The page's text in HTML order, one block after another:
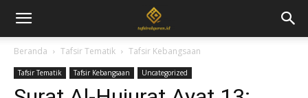
Beranda Tafsir Tematik Tafsir Kebangsaan
Tafsir Tematik Tafsir Kebangsaan Uncategorized